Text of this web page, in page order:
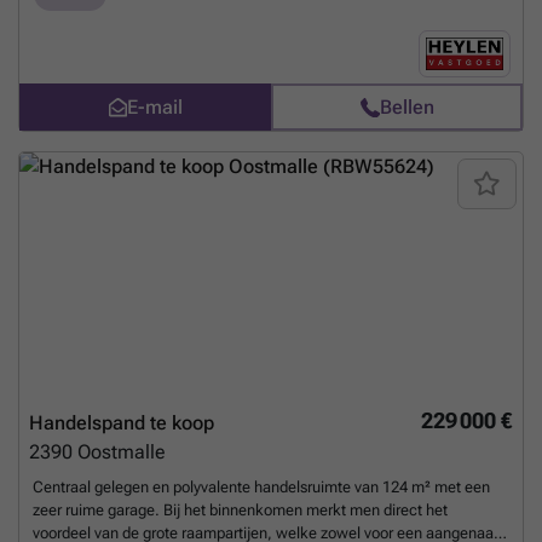
E-mail Bellen
229 000 €
Handelspand te koop
2390 Oostmalle
Centraal gelegen en polyvalente handelsruimte van 124 m² met een
zeer ruime garage. Bij het binnenkomen merkt men direct het
voordeel van de grote raampartijen, welke zowel voor een aangenaam